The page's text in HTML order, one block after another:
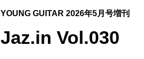
YOUNG GUITAR 2026年5月号増刊
Jaz.in Vol.030